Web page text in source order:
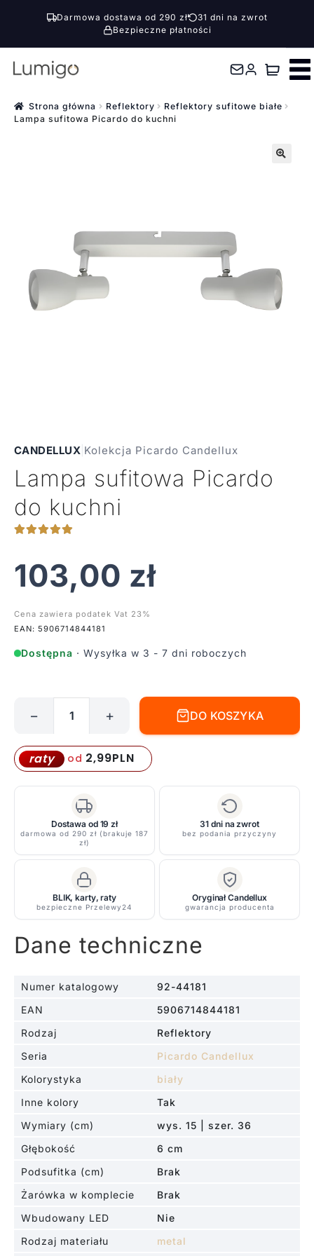
Darmowa dostawa od 290 zł
31 dni na zwrot
Bezpieczne płatności
Przejdź
nawigacji
Przejdź
treści Strona główna Reflektory
Reflektory sufitowe białe
Lampa sufitowa Picardo do kuchni
CANDELLUX Kolekcja Picardo Candellux
Lampa sufitowa Picardo
do kuchni
103,00 zł
Cena zawiera podatek Vat 23%
EAN: 5906714844181
Dostępna · Wysyłka w 3 - 7 dni roboczych
sufitowa
Picardo
do
− + DO KOSZYKA
raty od 2,99PLN
Dostawa od 19 zł
darmowa od 290 zł (brakuje 187
zł)
31 dni na zwrot
bez podania przyczyny
BLIK, karty, raty
bezpieczne Przelewy24
Oryginał Candellux
gwarancja producenta
Dane techniczne
Numer katalogowy
92-44181
EAN
5906714844181
Rodzaj
Reflektory
Seria
Picardo Candellux
Kolorystyka
biały
Inne kolory
Tak
Wymiary (cm)
wys. 15 | szer. 36
Głębokość
6 cm
Podsufitka (cm)
Brak
Żarówka w komplecie
Brak
Wbudowany LED
Nie
Rodzaj materiału
metal